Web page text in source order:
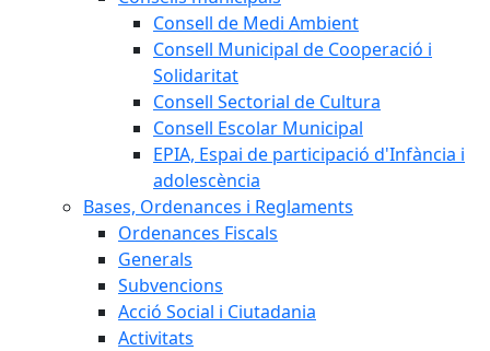
Consell de Medi Ambient
Consell Municipal de Cooperació i
Solidaritat
Consell Sectorial de Cultura
Consell Escolar Municipal
EPIA, Espai de participació d'Infància i
adolescència
Bases, Ordenances i Reglaments
Ordenances Fiscals
Generals
Subvencions
Acció Social i Ciutadania
Activitats